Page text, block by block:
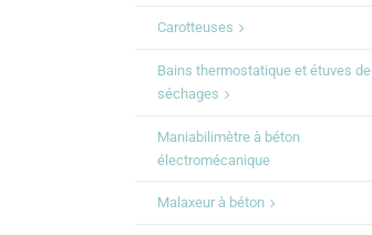
Carotteuses
Bains thermostatique et étuves de
séchages
Maniabilimètre à béton
électromécanique
Malaxeur à béton